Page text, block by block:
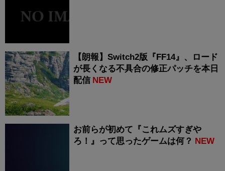
【朗報】Switch2版『FF14』、ロード
が長くなる不具合の修正パッチを本日
配信 NEW
お前らが初めて『これムズすぎや
ろ！』って思ったゲームは何？ NEW